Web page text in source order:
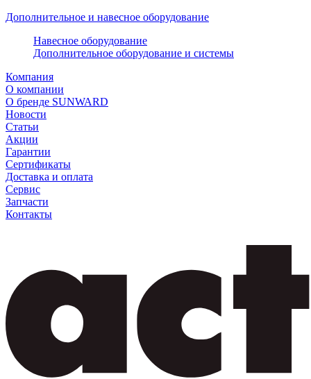
Дополнительное и навесное оборудование
Навесное оборудование
Дополнительное оборудование и системы
Компания
О компании
О бренде SUNWARD
Новости
Статьи
Акции
Гарантии
Сертификаты
Доставка и оплата
Сервис
Запчасти
Контакты